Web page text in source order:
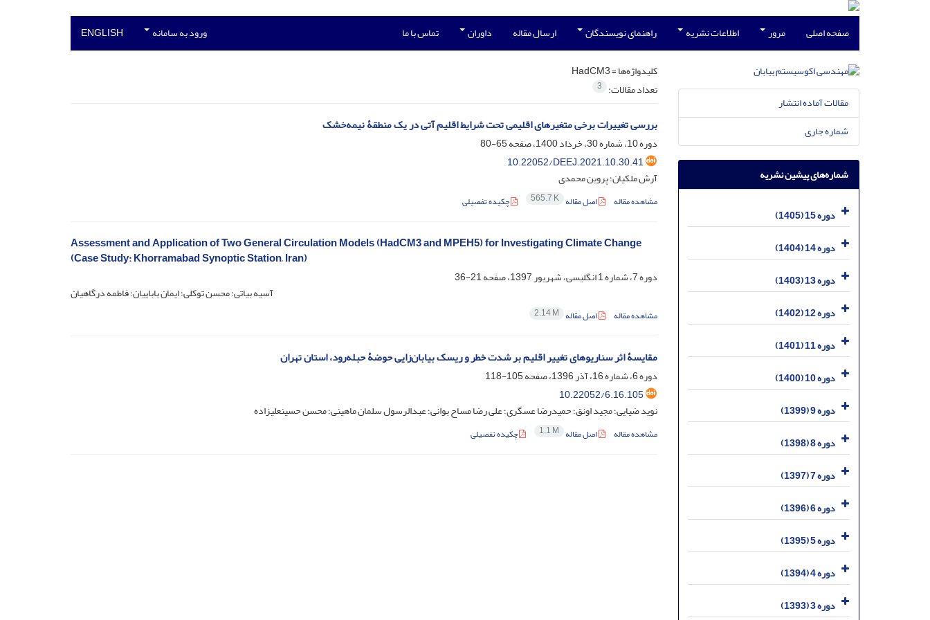
صفحه اصلی مرور اطلاعات نشریه راهنمای نویسندگان ارسال مقاله داوران تماس با ما ورود به سامانه ENGLISH
کلیدواژه‌ها =HadCM3
تعداد مقالات: 3
بررسی تغییرات برخی متغیرهای اقلیمی تحت شرایط اقلیم آتی در یک منطقۀ نیمه‌خشک
دوره 10، شماره 30، خرداد 1400، صفحه
65-80
10.22052/DEEJ.2021.10.30.41
آرش ملکیان؛ پروین محمدی
مشاهده مقاله اصل مقاله 565.7 K چکیده تفصیلی
Assessment and Application of Two General Circulation Models (HadCM3 and MPEH5) for Investigating Climate Change
(Case Study: Khorramabad Synoptic Station, Iran)
دوره 7، شماره 1 انگلیسی، شهریور 1397، صفحه
21-36
آسیه بیاتی؛ محسن توکلی؛ ایمان باباییان؛ فاطمه درگاهیان
مشاهده مقاله اصل مقاله 2.14 M
مقایسۀ اثر سناریوهای تغییر ‌اقلیم بر شدت خطر و ریسک بیابان‌زایی حوضۀ حبله‌رود، استان تهران
دوره 6، شماره 16، آذر 1396، صفحه
105-118
10.22052/6.16.105
نوید ضیایی؛ مجید اونق؛ حمیدرضا عسگری؛ علی رضا مساح بوانی؛ عبدالرسول سلمان ماهینی؛ محسن حسینعلیزاده
مشاهده مقاله اصل مقاله 1.1 M چکیده تفصیلی
مقالات آماده انتشار
شماره جاری
شماره‌های پیشین نشریه
دوره 15 (1405)
دوره 14 (1404)
دوره 13 (1403)
دوره 12 (1402)
دوره 11 (1401)
دوره 10 (1400)
دوره 9 (1399)
دوره 8 (1398)
دوره 7 (1397)
دوره 6 (1396)
دوره 5 (1395)
دوره 4 (1394)
دوره 3 (1393)